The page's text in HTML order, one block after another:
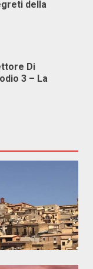
della
Di
3 – La